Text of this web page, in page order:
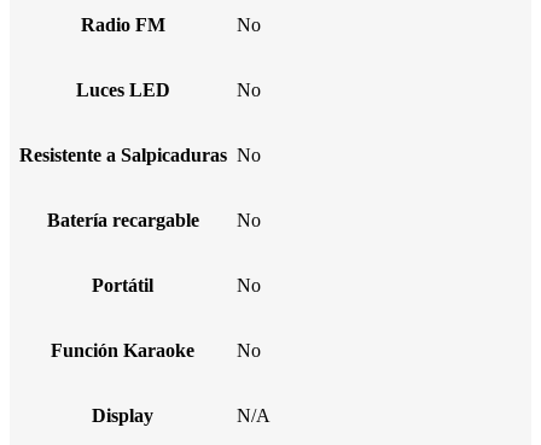
Radio FM No
Luces LED No
Resistente a Salpicaduras No
Batería recargable No
Portátil No
Función Karaoke No
Display N/A